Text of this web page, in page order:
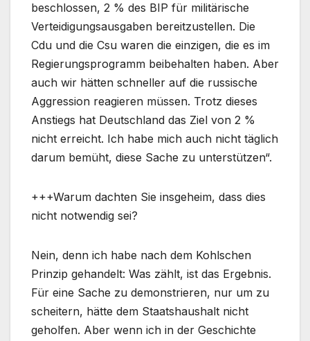
beschlossen, 2 % des BIP für militärische
Verteidigungsausgaben bereitzustellen. Die
Cdu und die Csu waren die einzigen, die es im
Regierungsprogramm beibehalten haben. Aber
auch wir hätten schneller auf die russische
Aggression reagieren müssen. Trotz dieses
Anstiegs hat Deutschland das Ziel von 2 %
nicht erreicht. Ich habe mich auch nicht täglich
darum bemüht, diese Sache zu unterstützen“.
+++Warum dachten Sie insgeheim, dass dies
nicht notwendig sei?
Nein, denn ich habe nach dem Kohlschen
Prinzip gehandelt: Was zählt, ist das Ergebnis.
Für eine Sache zu demonstrieren, nur um zu
scheitern, hätte dem Staatshaushalt nicht
geholfen. Aber wenn ich in der Geschichte